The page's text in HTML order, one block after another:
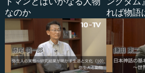
なのか
れば物語